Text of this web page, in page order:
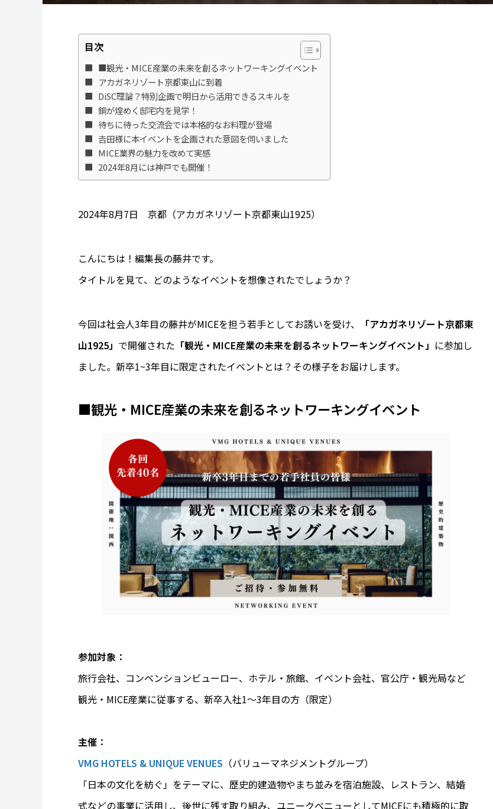
目次
■観光・MICE産業の未来を創るネットワーキングイベント
アカガネリゾート京都東山に到着
DiSC理論？特別企画で明日から活用できるスキルを
銅が煌めく邸宅内を見学！
待ちに待った交流会では本格的なお料理が登場
𠮷田様に本イベントを企画された意図を伺いました
MICE業界の魅力を改めて実感
2024年8月には神戸でも開催！
2024年8月7日 京都（アカガネリゾート京都東山1925）
こんにちは！編集長の藤井です。
タイトルを見て、どのようなイベントを想像されたでしょうか？
今回は社会人3年目の藤井がMICEを担う若手としてお誘いを受け、
「アカガネリゾート京都東
山1925」 で開催された 「観光・MICE産業の未来を創るネットワーキングイベント」 に参加し
ました。新卒1~3年目に限定されたイベントとは？その様子をお届けします。
■観光・MICE産業の未来を創るネットワーキングイベント
参加対象：
旅行会社、コンベンションビューロー、ホテル・旅館、イベント会社、官公庁・観光局など
観光・MICE産業に従事する、新卒入社1～3年目の方（限定）
主催：
VMG HOTELS & UNIQUE VENUES （バリューマネジメントグループ）
「日本の文化を紡ぐ」をテーマに、歴史的建造物やまち並みを宿泊施設、レストラン、結婚
式などの事業に活用し、後世に残す取り組み、ユニークベニューとしてMICEにも積極的に取